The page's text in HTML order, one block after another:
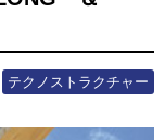
テクノストラクチャー